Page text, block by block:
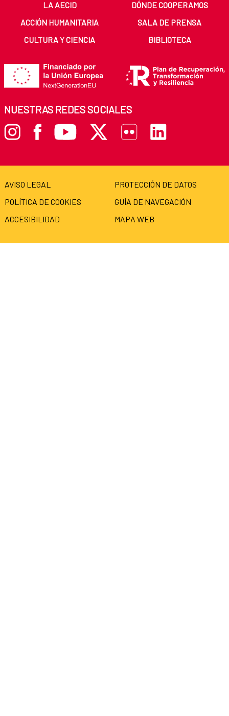
LA AECID
DÓNDE COOPERAMOS
ACCIÓN HUMANITARIA
SALA DE PRENSA
CULTURA Y CIENCIA
BIBLIOTECA
NUESTRAS REDES SOCIALES
AVISO LEGAL
PROTECCIÓN DE DATOS
POLÍTICA DE COOKIES
GUÍA DE NAVEGACIÓN
ACCESIBILIDAD
MAPA WEB